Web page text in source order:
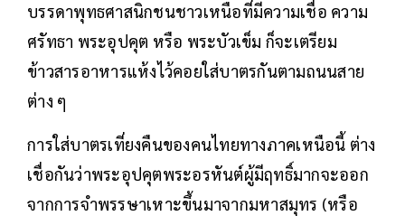
บรรดาพุทธศาสนิกชนชาวเหนือที่มีความเชื่อ ความ
ศรัทธา พระอุปคุต หรือ พระบัวเข็ม ก็จะเตรียม
ข้าวสารอาหารแห้งไว้คอยใส่บาตรกันตามถนนสาย
ต่าง ๆ
การใส่บาตรเที่ยงคืนของคนไทยทางภาคเหนือนี้ ต่าง
เชื่อกันว่าพระอุปคุตพระอรหันต์ผู้มีฤทธิ์มากจะออก
จากการจำพรรษาเหาะขึ้นมาจากมหาสมุทร (หรือ